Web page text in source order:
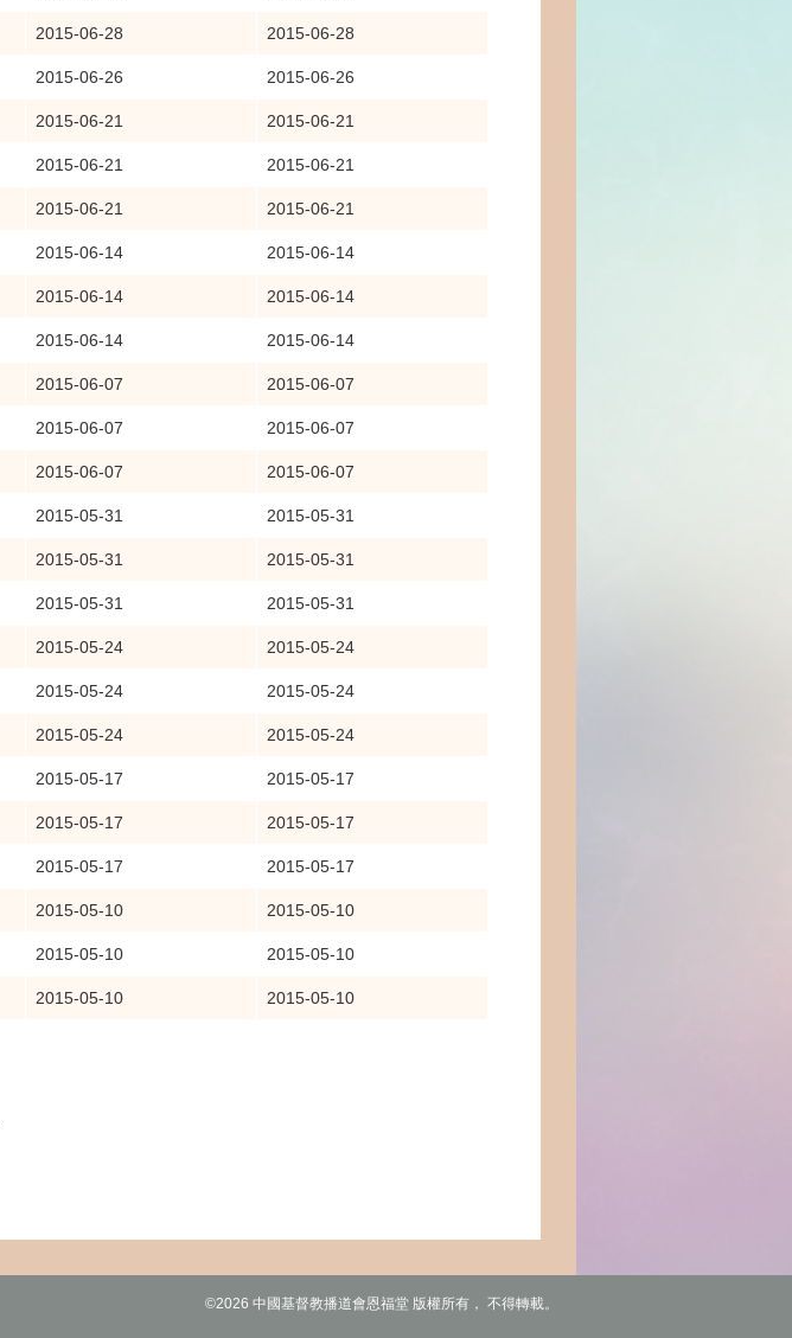
2015-06-28 2015-06-28
2015-06-26 2015-06-26
2015-06-21 2015-06-21
2015-06-21 2015-06-21
2015-06-21 2015-06-21
2015-06-14 2015-06-14
2015-06-14 2015-06-14
2015-06-14 2015-06-14
2015-06-07 2015-06-07
2015-06-07 2015-06-07
2015-06-07 2015-06-07
2015-05-31 2015-05-31
2015-05-31 2015-05-31
2015-05-31 2015-05-31
2015-05-24 2015-05-24
2015-05-24 2015-05-24
2015-05-24 2015-05-24
2015-05-17 2015-05-17
2015-05-17 2015-05-17
2015-05-17 2015-05-17
2015-05-10 2015-05-10
2015-05-10 2015-05-10
2015-05-10 2015-05-10
©2026 中國基督教播道會恩福堂 版權所有， 不得轉載。